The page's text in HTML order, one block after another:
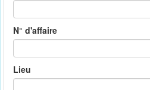
N° d'affaire
Lieu